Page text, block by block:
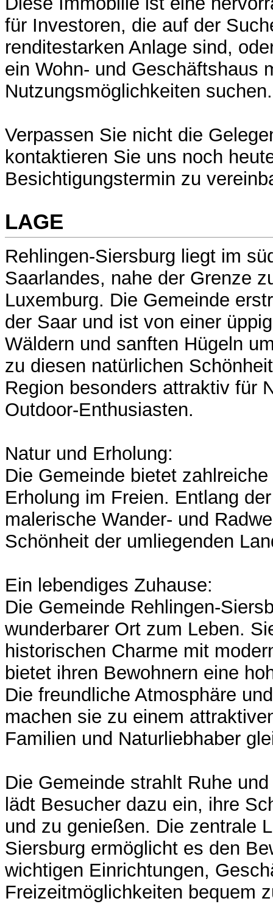
für Investoren, die auf der
renditestarken Anlage sind,
ein Wohn- und Geschäftshaus
Nutzungsmöglichkeiten suchen.
Verpassen Sie nicht die
kontaktieren Sie uns noch
Besichtigungstermin zu
LAGE
Rehlingen-Siersburg liegt im
Saarlandes, nahe der Grenze
Luxemburg. Die Gemeinde
der Saar und ist von einer
Wäldern und sanften Hügeln
zu diesen natürlichen
Region besonders attraktiv für
Outdoor-Enthusiasten.
Natur und Erholung:
Die Gemeinde bietet
Erholung im Freien. Entlang
malerische Wander- und
Schönheit der umliegenden
Ein lebendiges Zuhause:
Die Gemeinde Rehlingen-
wunderbarer Ort zum Leben.
historischen Charme mit
bietet ihren Bewohnern eine
Die freundliche Atmosphäre
machen sie zu einem
Familien und Naturliebhaber
Die Gemeinde strahlt Ruhe
lädt Besucher dazu ein, ihre
und zu genießen. Die zentrale
Siersburg ermöglicht es den
wichtigen Einrichtungen,
Freizeitmöglichkeiten bequem